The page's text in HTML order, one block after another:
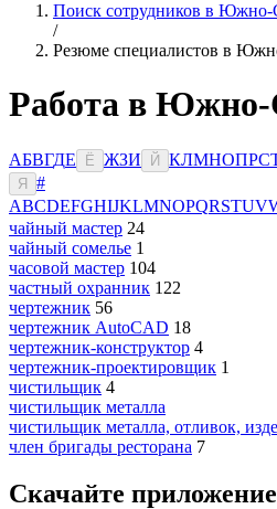
Поиск сотрудников в Южно-
/
Резюме специалистов в
Работа в Южно-
АБВГДЕ Ё ЖЗИ Й КЛМНОПРС
Я
#
ABCDEFGHIJKLMNOPQRSTUV
чайный мастер 24
чайный сомелье 1
часовой мастер 104
частный охранник 122
чертежник 56
чертежник AutoCAD 18
чертежник-конструктор 4
чертежник-проектировщик 1
чистильщик 4
чистильщик металла
чистильщик металла, отливок,
член бригады ресторана 7
Скачайте приложение